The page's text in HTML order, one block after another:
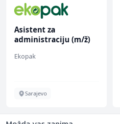
Asistent za
administraciju (m/ž)
Ekopak
Sarajevo